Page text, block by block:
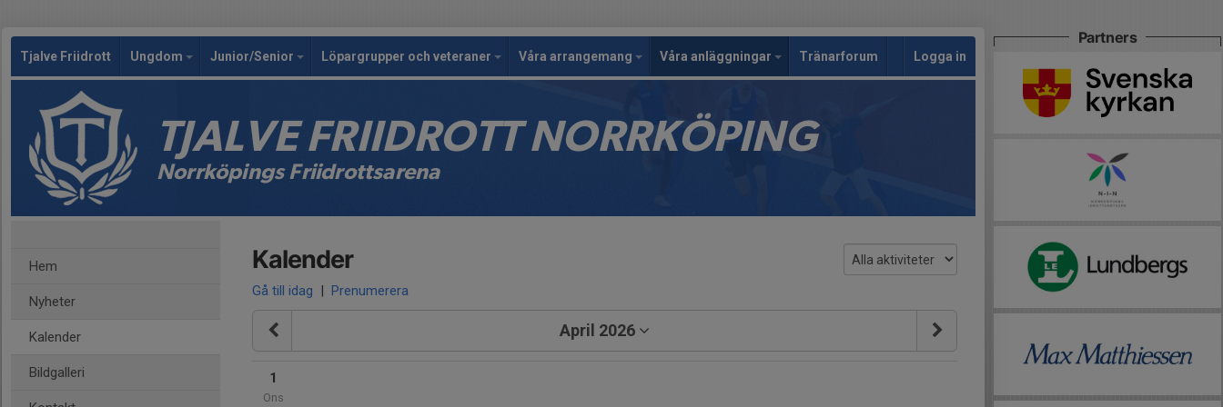
Tjalve Friidrott Ungdom Junior/Senior Löpargrupper och veteraner Våra arrangemang Våra anläggningar Tränarforum Logga in
TJALVE FRIIDROTT NORRKÖPING
Norrköpings Friidrottsarena
Hem
Nyheter
Kalender
Bildgalleri
Kalender
Gå till idag | Prenumerera
April 2026
1
Ons
Partners